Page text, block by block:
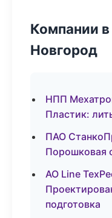
Компании
Новгород
НПП
Пластик:
ПАО
Порошковая
АО Line
подготовка